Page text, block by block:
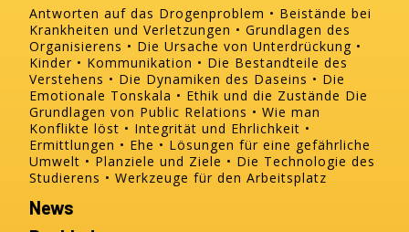
Antworten auf das Drogenproblem
Beistände bei
Krankheiten und Verletzungen
Grundlagen des
Organisierens
Die Ursache von Unterdrückung
Kinder
Kommunikation
Die Bestandteile des
Verstehens
Die Dynamiken des Daseins
Die
Emotionale Tonskala
Ethik und die Zustände Die
Grundlagen von Public Relations
Wie man
Konflikte löst
Integrität und Ehrlichkeit
Ermittlungen
Ehe
Lösungen für eine gefährliche
Umwelt
Planziele und Ziele
Die Technologie des
Studierens
Werkzeuge für den Arbeitsplatz
News